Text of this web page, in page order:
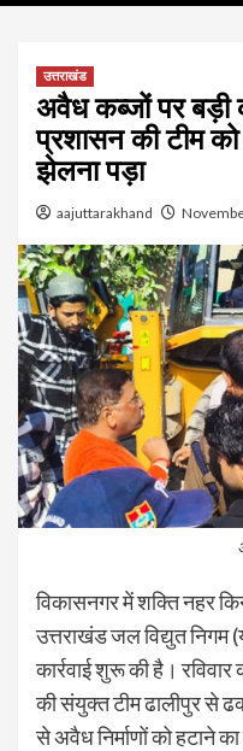
उत्तराखंड
अवैध कब्जों पर बड़ी
प्रशासन की टीम को
झेलना पड़ा
aajuttarakhand
विकासनगर में शक्ति नहर
उत्तराखंड जल विद्युत निगम
कार्रवाई शुरू की है।
की संयुक्त टीम ढालीपुर से
से अवैध निर्माणों को हटाने